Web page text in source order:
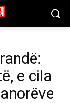
e cila